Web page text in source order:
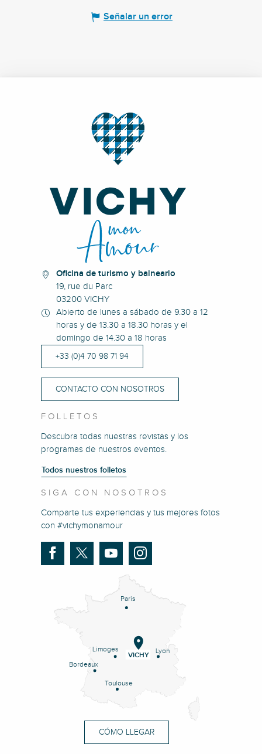
Señalar un error
Oficina de turismo y balneario
19, rue du Parc
03200 VICHY
Abierto de lunes a sábado de 9.30 a 12
horas y de 13.30 a 18.30 horas y el
domingo de 14.30 a 18 horas
+33 (0)4 70 98 71 94
CONTACTO CON NOSOTROS
FOLLETOS
Descubra todas nuestras revistas y los
programas de nuestros eventos.
Todos nuestros folletos
SIGA CON NOSOTROS
Comparte tus experiencias y tus mejores fotos
con #vichymonamour
Paris
Lyon
Limoges
Bordeaux
Toulouse
VICHY
CÓMO LLEGAR